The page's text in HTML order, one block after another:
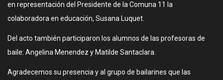
en representación del Presidente de la Comuna 11 la
colaboradora en educación, Susana Luquet.
Del acto también participaron los alumnos de las profesoras de
baile: Angelina Menendez y Matilde Santaclara.
Agradecemos su presencia y al grupo de bailarines que las